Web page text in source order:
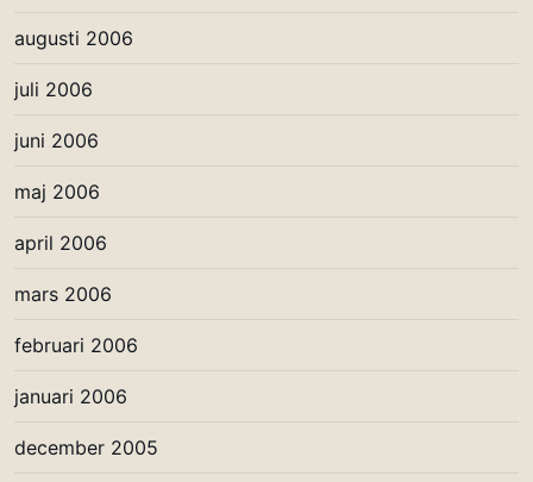
augusti 2006
juli 2006
juni 2006
maj 2006
april 2006
mars 2006
februari 2006
januari 2006
december 2005